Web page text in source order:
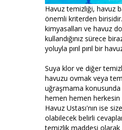
Havuz temizliği, havuz
önemli kriterden
kimyasalları ve havuz
kullandığınız sürece
yoluyla pırıl pırıl bir
Suya klor ve diğer
havuzu ovmak veya
uğraşmama konusunda
hemen hemen herkesin
Havuz Ustası'nın ise
olabilecek belirli
temizlik maddesi